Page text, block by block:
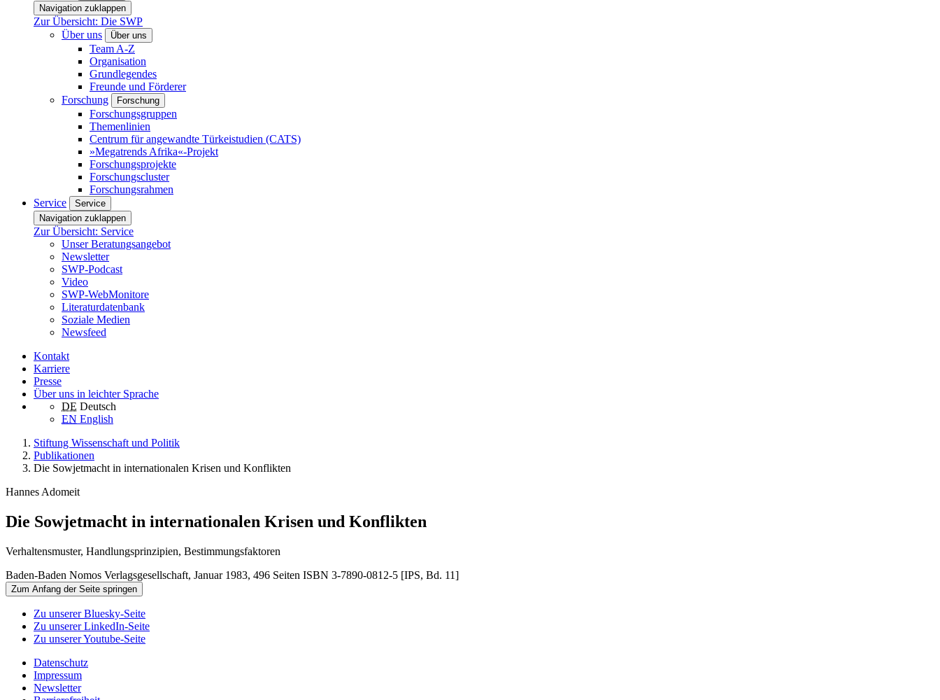
Navigation zuklappen
Zur Übersicht: Die SWP
Über uns
Über uns
Team A-Z
Organisation
Grundlegendes
Freunde und Förderer
Forschung
Forschung
Forschungsgruppen
Themenlinien
Centrum für angewandte Türkeistudien (CATS)
»Megatrends Afrika«-Projekt
Forschungsprojekte
Forschungscluster
Forschungsrahmen
Service
Service
Navigation zuklappen
Zur Übersicht: Service
Unser Beratungsangebot
Newsletter
SWP-Podcast
Video
SWP-WebMonitore
Literaturdatenbank
Soziale Medien
Newsfeed
Kontakt
Karriere
Presse
Über uns in leichter Sprache
DE Deutsch
EN English
Stiftung Wissenschaft und Politik
Publikationen
Die Sowjetmacht in internationalen Krisen und Konflikten
Hannes Adomeit
Die Sowjetmacht in internationalen Krisen und Konflikten
Verhaltensmuster, Handlungsprinzipien, Bestimmungsfaktoren
Baden-Baden Nomos Verlagsgesellschaft, Januar 1983, 496 Seiten ISBN 3-7890-0812-5 [IPS, Bd. 11]
Zum Anfang der Seite springen
Zu unserer Bluesky-Seite
Zu unserer LinkedIn-Seite
Zu unserer Youtube-Seite
Datenschutz
Impressum
Newsletter